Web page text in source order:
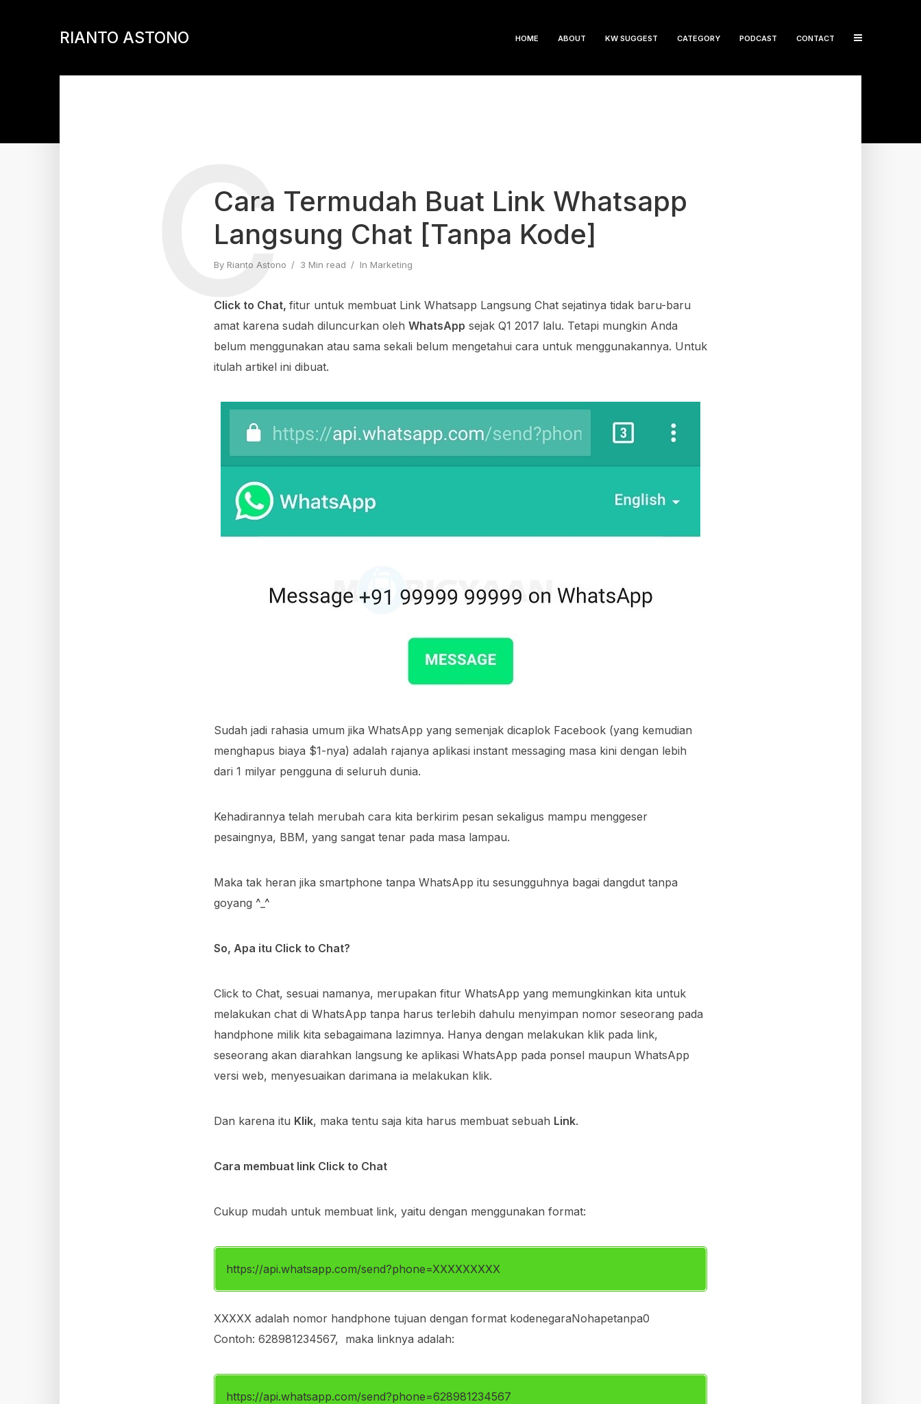
RIANTO ASTONO HOME ABOUT KW SUGGEST CATEGORY PODCAST CONTACT
Cara Termudah Buat Link Whatsapp
Langsung Chat [Tanpa Kode]
By Rianto Astono 3 Min read In Marketing
C
Click to Chat, fitur untuk membuat Link Whatsapp Langsung Chat sejatinya tidak baru-baru
amat karena sudah diluncurkan oleh WhatsApp sejak Q1 2017 lalu. Tetapi mungkin Anda
belum menggunakan atau sama sekali belum mengetahui cara untuk menggunakannya. Untuk
itulah artikel ini dibuat.
Sudah jadi rahasia umum jika WhatsApp yang semenjak dicaplok Facebook (yang kemudian
menghapus biaya $1-nya) adalah rajanya aplikasi instant messaging masa kini dengan lebih
dari 1 milyar pengguna di seluruh dunia.
Kehadirannya telah merubah cara kita berkirim pesan sekaligus mampu menggeser
pesaingnya, BBM, yang sangat tenar pada masa lampau.
Maka tak heran jika smartphone tanpa WhatsApp itu sesungguhnya bagai dangdut tanpa
goyang ^_^
So, Apa itu Click to Chat?
Click to Chat, sesuai namanya, merupakan fitur WhatsApp yang memungkinkan kita untuk
melakukan chat di WhatsApp tanpa harus terlebih dahulu menyimpan nomor seseorang pada
handphone milik kita sebagaimana lazimnya. Hanya dengan melakukan klik pada link,
seseorang akan diarahkan langsung ke aplikasi WhatsApp pada ponsel maupun WhatsApp
versi web, menyesuaikan darimana ia melakukan klik.
Dan karena itu Klik, maka tentu saja kita harus membuat sebuah Link.
Cara membuat link Click to Chat
Cukup mudah untuk membuat link, yaitu dengan menggunakan format:
https://api.whatsapp.com/send?phone=XXXXXXXXX
XXXXX adalah nomor handphone tujuan dengan format kodenegaraNohapetanpa0
Contoh: 628981234567, maka linknya adalah:
https://api.whatsapp.com/send?phone=628981234567